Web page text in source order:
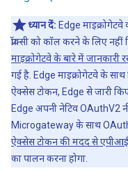
ध्यान दें: Edge
प्रॉक्सी को कॉल करने के लिए
माइक्रोगेटवे के बारे में जानकारी
गई है. Edge माइक्रोगेटवे के
ऐक्सेस टोकन, Edge से जारी
Edge अपनी नेटिव OAuthV2
Microgateway के साथ
ऐक्सेस टोकन की मदद से एपीआई
का पालन करना होगा.